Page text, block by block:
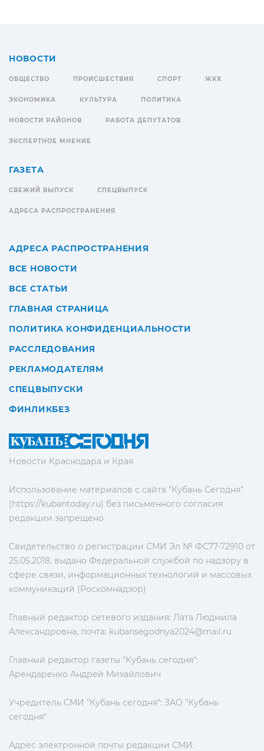
Новости Краснодара и Края
Использование материалов с сайта "Кубань Сегодня"
(https://kubantoday.ru) без письменного согласия
редакции запрещено
Свидетельство о регистрации СМИ Эл № ФС77-72910 от
25.05.2018, выдано Федеральной службой по надзору в
сфере связи, информационных технологий и массовых
коммуникаций (Роскомнадзор)
Главный редактор сетевого издания: Лата Людмила
Александровна, почта: kubansegodnya2024@mail.ru
Главный редактор газеты "Кубань сегодня":
Арендаренко Андрей Михайлович
Учредитель СМИ "Кубань сегодня": ЗАО "Кубань
сегодня"
Адрес электронной почты редакции СМИ:
НОВОСТИ
ОБЩЕСТВО ПРОИСШЕСТВИЯ СПОРТ ЖКХ
ЭКОНОМИКА КУЛЬТУРА ПОЛИТИКА
НОВОСТИ РАЙОНОВ РАБОТА ДЕПУТАТОВ
ЭКСПЕРТНОЕ МНЕНИЕ
ГАЗЕТА
СВЕЖИЙ ВЫПУСК СПЕЦВЫПУСК
АДРЕСА РАСПРОСТРАНЕНИЯ
АДРЕСА РАСПРОСТРАНЕНИЯ
ВСЕ НОВОСТИ
ВСЕ СТАТЬИ
ГЛАВНАЯ СТРАНИЦА
ПОЛИТИКА КОНФИДЕНЦИАЛЬНОСТИ
РАССЛЕДОВАНИЯ
РЕКЛАМОДАТЕЛЯМ
СПЕЦВЫПУСКИ
ФИНЛИКБЕЗ